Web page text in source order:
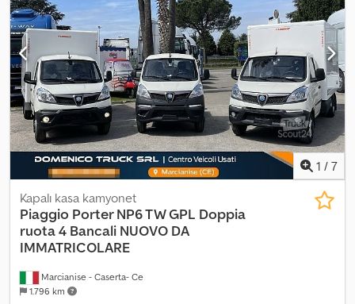
1 / 7
Marcianise - Caserta- Ce
1.796 km
Kapalı kasa kamyonet
Piaggio Porter NP6 TW GPL Doppia
ruota 4 Bancali NUOVO DA
IMMATRICOLARE